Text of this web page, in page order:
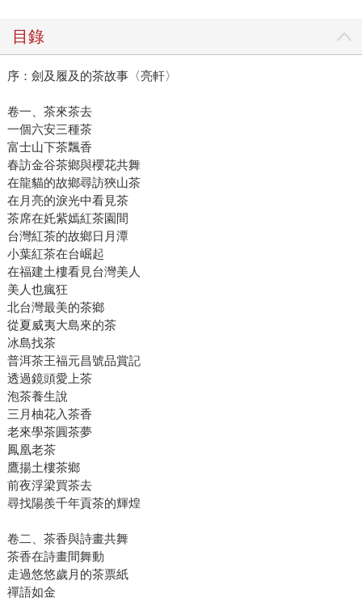
目錄
序：劍及履及的茶故事〈亮軒〉
卷一、茶來茶去
一個六安三種茶
富士山下茶飄香
春訪金谷茶鄉與櫻花共舞
在龍貓的故鄉尋訪狹山茶
在月亮的淚光中看見茶
茶席在奼紫嫣紅茶園間
台灣紅茶的故鄉日月潭
小葉紅茶在台崛起
在福建土樓看見台灣美人
美人也瘋狂
北台灣最美的茶鄉
從夏威夷大島來的茶
冰島找茶
普洱茶王福元昌號品賞記
透過鏡頭愛上茶
泡茶養生說
三月柚花入茶香
老來學茶圓茶夢
鳳凰老茶
鷹揚土樓茶鄉
前夜浮梁買茶去
尋找陽羨千年貢茶的輝煌
卷二、茶香與詩畫共舞
茶香在詩畫間舞動
走過悠悠歲月的茶票紙
禪語如金